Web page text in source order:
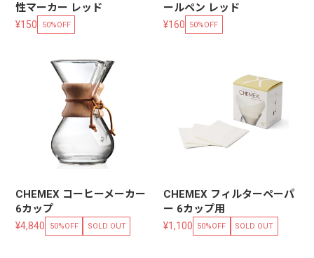
性マーカー レッド
¥150 50%OFF
ールペン レッド
¥160 50%OFF
CHEMEX コーヒーメーカー
6カップ
¥4,840 50%OFF SOLD OUT
CHEMEX フィルターペーパ
ー 6カップ用
¥1,100 50%OFF SOLD OUT